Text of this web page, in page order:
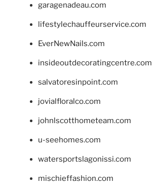
garagenadeau.com
lifestylechauffeurservice.com
EverNewNails.com
insideoutdecoratingcentre.com
salvatoresinpoint.com
jovialfloralco.com
johnlscotthometeam.com
u-seehomes.com
watersportslagonissi.com
mischieffashion.com